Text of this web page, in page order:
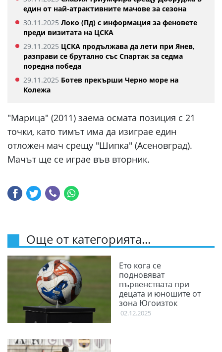
един от най-атрактивните мачове за сезона
30.11.2025 Локо (Пд) с информация за феновете
преди визитата на ЦСКА
29.11.2025 ЦСКА продължава да лети при Янев,
разправи се брутално със Спартак за седма
поредна победа
29.11.2025 Ботев прекърши Черно море на
Колежа
"Марица" (2011) заема осмата позиция с 21
точки, като тимът има да изиграе един
отложен мач срещу "Шипка" (Асеновград).
Мачът ще се играе във вторник.
Още от категорията...
Ето кога се
подновяват
първенствата при
децата и юношите от
зона Югоизток
02.12.2025